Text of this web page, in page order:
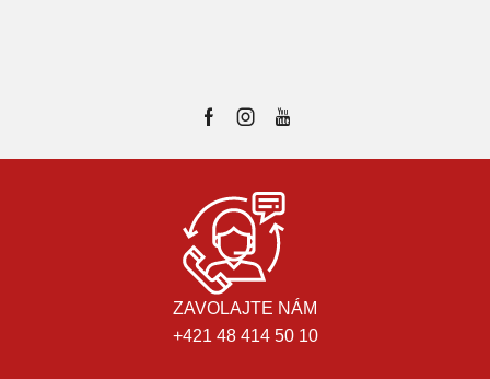
ZAVOLAJTE NÁM
+421 48 414 50 10